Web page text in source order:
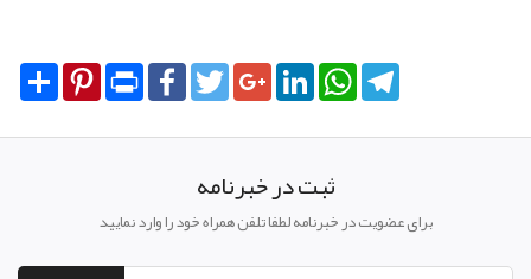
Share PinterestPrint FacebookTwitterGoogle+LinkedInWhatsApp
ثبت در خبرنامه
برای عضویت در خبرنامه لطفا تلفن همراه خود را وارد نمایید